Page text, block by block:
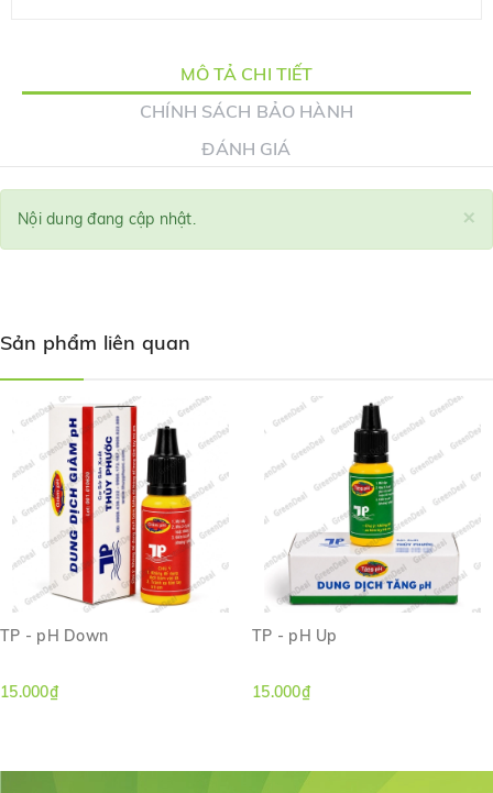
MÔ TẢ CHI TIẾT
CHÍNH SÁCH BẢO HÀNH
ĐÁNH GIÁ
×
Nội dung đang cập nhật.
Sản phẩm liên quan
TP - pH Down
15.000₫
TP - pH Up
15.000₫